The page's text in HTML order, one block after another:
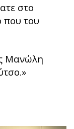
στο
του
Μανώλη